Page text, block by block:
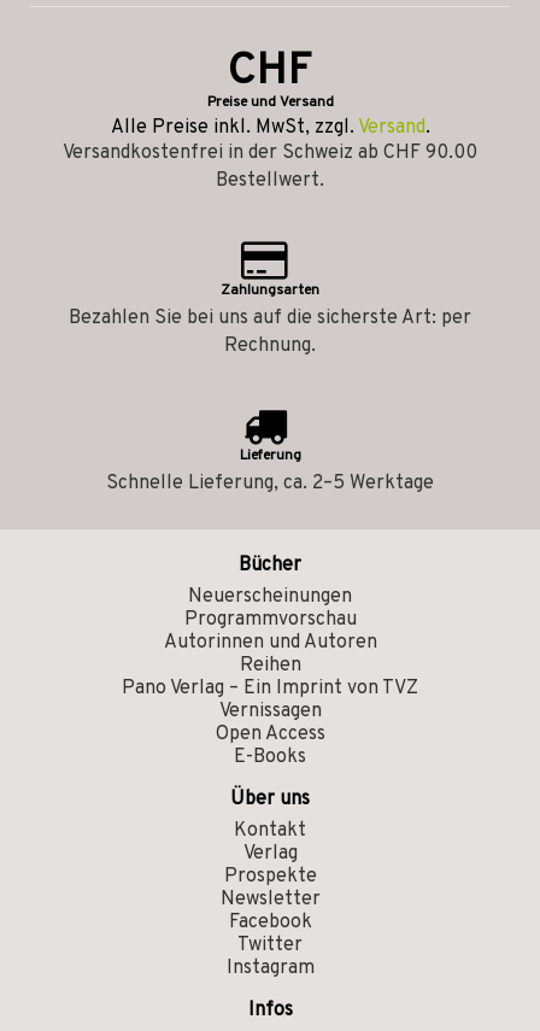
CHF
Preise und Versand
Alle Preise inkl. MwSt, zzgl. Versand.
Versandkostenfrei in der Schweiz ab CHF 90.00
Bestellwert.
Zahlungsarten
Bezahlen Sie bei uns auf die sicherste Art: per
Rechnung.
Lieferung
Schnelle Lieferung, ca. 2–5 Werktage
Bücher
Neuerscheinungen
Programmvorschau
Autorinnen und Autoren
Reihen
Pano Verlag – Ein Imprint von TVZ
Vernissagen
Open Access
E-Books
Über uns
Kontakt
Verlag
Prospekte
Newsletter
Facebook
Twitter
Instagram
Infos